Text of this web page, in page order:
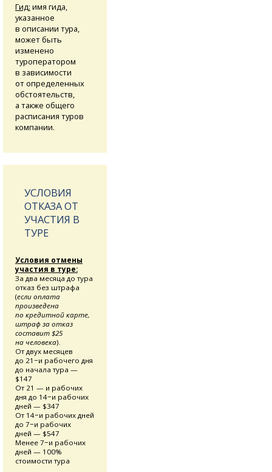
Гид: имя гида,
указанное
в описании тура,
может быть
изменено
туроператором
в зависимости
от определенных
обстоятельств,
а также общего
расписания туров
компании.
УСЛОВИЯ
ОТКАЗА ОТ
УЧАСТИЯ В
ТУРЕ
Условия отмены
участия в туре:
За два месяца до тура
отказ без штрафа
(если оплата
произведена
по кредитной карте,
штраф за отказ
составит $25
на человека).
От двух месяцев
до 21−и рабочего дня
до начала тура —
$147
От 21 — и рабочих
дня до 14−и рабочих
дней — $347
От 14−и рабочих дней
до 7−и рабочих
дней — $547
Менее 7−и рабочих
дней — 100%
стоимости тура